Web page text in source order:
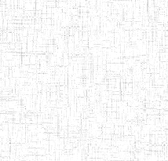
11 sur 13 Total: 307
07/2001 ENIEG